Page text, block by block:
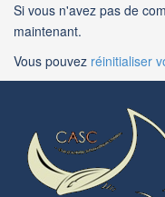
Si vous n'avez pas de
maintenant.
Vous pouvez réinitialiser